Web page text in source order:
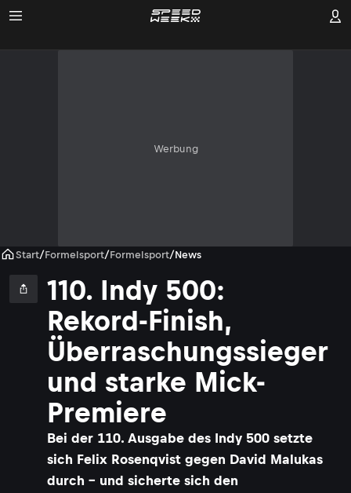
Werbung
Start/Formelsport/Formelsport/News
110. Indy 500:
Rekord-Finish,
Überraschungssieger
und starke Mick-
Premiere
Bei der 110. Ausgabe des Indy 500 setzte
sich Felix Rosenqvist gegen David Malukas
durch – und sicherte sich den